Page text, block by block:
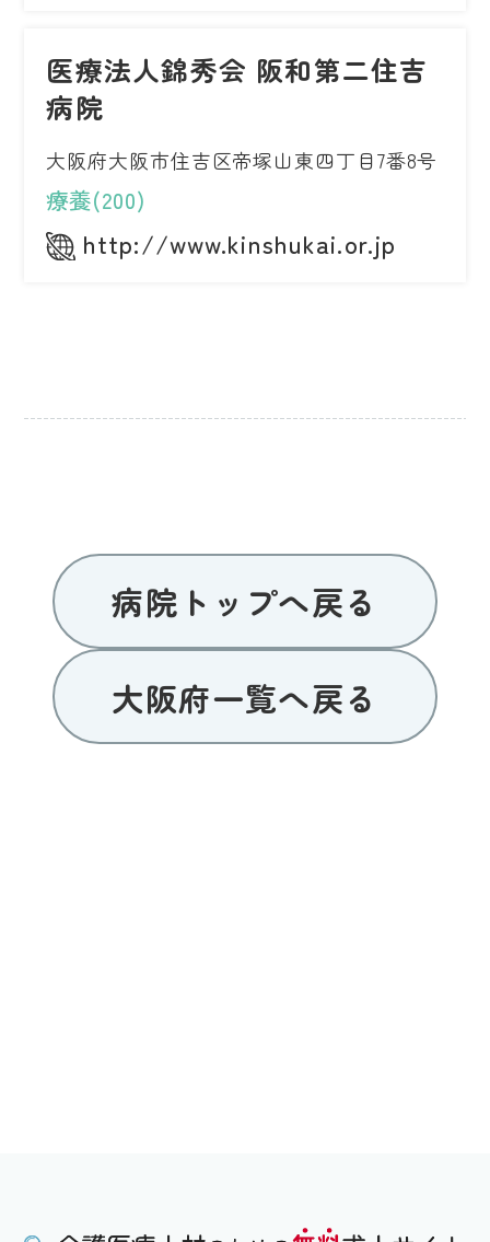
医療法人錦秀会 阪和第二住吉
病院
大阪府大阪市住吉区帝塚山東四丁目7番8号
療養(200)
http://www.kinshukai.or.jp
病院トップへ戻る
大阪府一覧へ戻る